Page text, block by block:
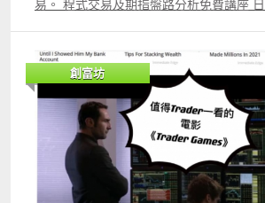
易。 程式交易及期指盤路分析免費講座
指盤路分析例子講解 如何利用程式做
程式優化指標 利用程式選出強勢美股及
交易策略講解 Amibroker及
Autotrade的各種常見問題 報名
paul.mark881@gmail.com
創富坊